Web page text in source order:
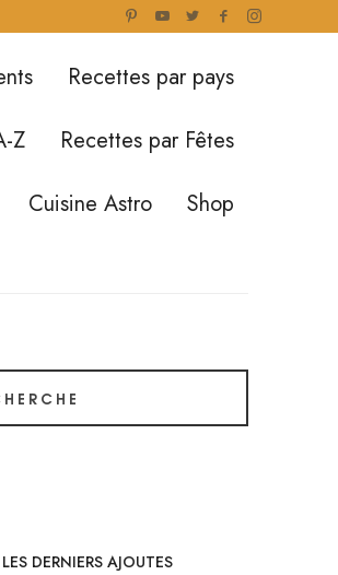
Recettes par pays
Z
Recettes par Fêtes
Cuisine Astro Shop
DERNIERS AJOUTES